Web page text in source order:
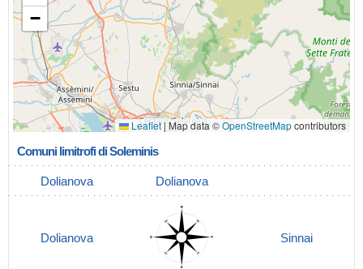
−
Leaflet|Map data ©OpenStreetMapcontributors
Comuni limitrofi di Soleminis
Dolianova Dolianova
Dolianova Sinnai